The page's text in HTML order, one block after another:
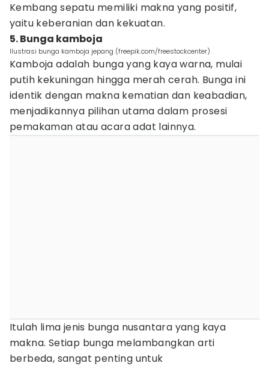
Kembang sepatu memiliki makna yang positif,
yaitu keberanian dan kekuatan.
5. Bunga kamboja
Ilustrasi bunga kamboja jepang (freepik.com/freestockcenter)
Kamboja adalah bunga yang kaya warna, mulai
putih kekuningan hingga merah cerah. Bunga ini
identik dengan makna kematian dan keabadian,
menjadikannya pilihan utama dalam prosesi
pemakaman atau acara adat lainnya.
Itulah lima jenis bunga nusantara yang kaya
makna. Setiap bunga melambangkan arti
berbeda, sangat penting untuk